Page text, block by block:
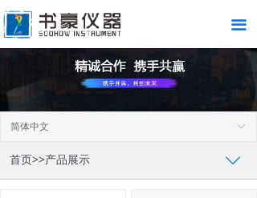
끀
ꀅ
简体中文
首页>>产品展示 ꄳ